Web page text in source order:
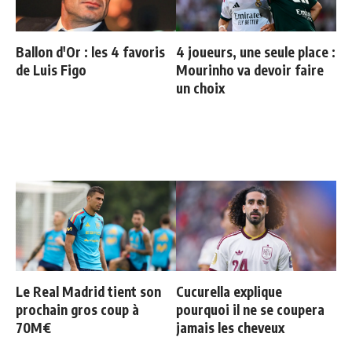
Ballon d'Or : les 4 favoris
de Luis Figo
4 joueurs, une seule place :
Mourinho va devoir faire
un choix
Le Real Madrid tient son
prochain gros coup à
70M€
Cucurella explique
pourquoi il ne se coupera
jamais les cheveux